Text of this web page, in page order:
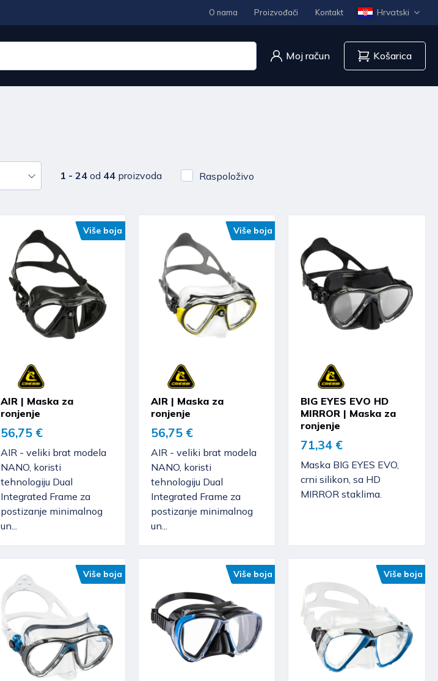
O nama Proizvođači Kontakt Hrvatski
Moj račun Košarica
1 - 24 od 44 proizvoda Raspoloživo
Više boja
AIR | Maska za
ronjenje
56,75 €
AIR - veliki brat modela
NANO, koristi
tehnologiju Dual
Integrated Frame za
postizanje minimalnog
un...
Više boja
AIR | Maska za
ronjenje
56,75 €
AIR - veliki brat modela
NANO, koristi
tehnologiju Dual
Integrated Frame za
postizanje minimalnog
un...
BIG EYES EVO HD
MIRROR | Maska za
ronjenje
71,34 €
Maska BIG EYES EVO,
crni silikon, sa HD
MIRROR staklima.
Više boja Više boja Više boja